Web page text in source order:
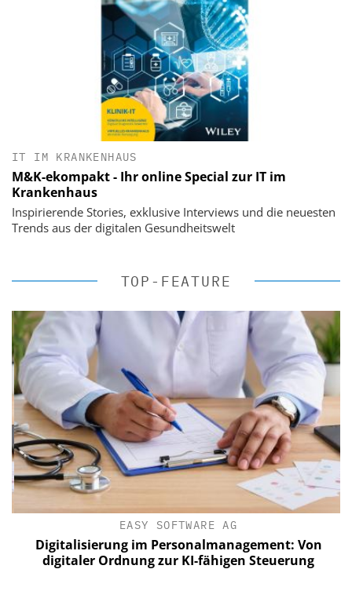
IT IM KRANKENHAUS
M&K-ekompakt - Ihr online Special zur IT im
Krankenhaus
Inspirierende Stories, exklusive Interviews und die neuesten
Trends aus der digitalen Gesundheitswelt
TOP-FEATURE
EASY SOFTWARE AG
Digitalisierung im Personalmanagement: Von
digitaler Ordnung zur KI-fähigen Steuerung